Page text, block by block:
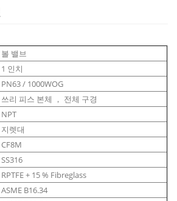
볼 밸브
1 인치
PN63 / 1000WOG
쓰리 피스 본체 ， 전체 구경
NPT
지렛대
CF8M
SS316
RPTFE + 15 % Fibreglass
ASME B16.34